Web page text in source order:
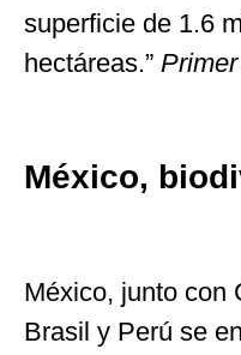
superficie de 1.6
hectáreas.”
México,
México, junto con
Brasil y Perú se